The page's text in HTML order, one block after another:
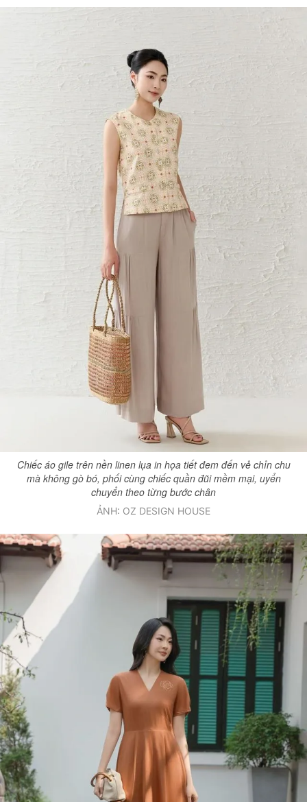
Chiếc áo gile trên nền linen lụa in họa tiết đem đến vẻ chỉn chu
mà không gò bó, phối cùng chiếc quần đũi mềm mại, uyển
chuyển theo từng bước chân
ẢNH: OZ DESIGN HOUSE